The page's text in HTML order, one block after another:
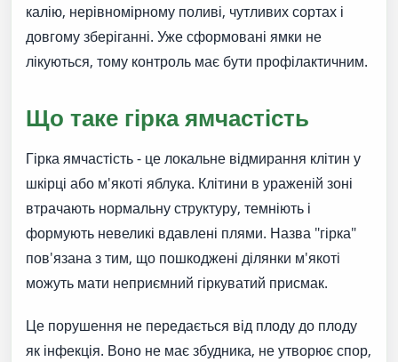
калію, нерівномірному поливі, чутливих сортах і
довгому зберіганні. Уже сформовані ямки не
лікуються, тому контроль має бути профілактичним.
Що таке гірка ямчастість
Гірка ямчастість - це локальне відмирання клітин у
шкірці або м'якоті яблука. Клітини в ураженій зоні
втрачають нормальну структуру, темніють і
формують невеликі вдавлені плями. Назва "гірка"
пов'язана з тим, що пошкоджені ділянки м'якоті
можуть мати неприємний гіркуватий присмак.
Це порушення не передається від плоду до плоду
як інфекція. Воно не має збудника, не утворює спор,